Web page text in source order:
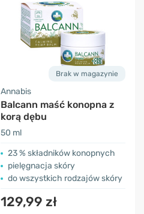
Brak w magazynie
Annabis
Balcann maść konopna z
korą dębu
50 ml
23 % składników konopnych
pielęgnacja skóry
do wszystkich rodzajów skóry
129,99 zł